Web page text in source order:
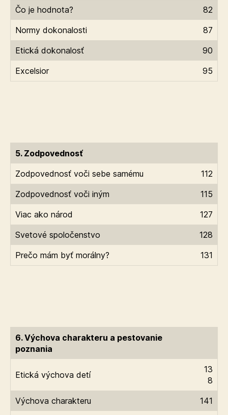
Čo je hodnota?
82
Normy dokonalosti
87
Etická dokonalosť
90
Excelsior
95
5. Zodpovednosť
Zodpovednosť voči sebe samému
112
Zodpovednosť voči iným
115
Viac ako národ
127
Svetové spoločenstvo
128
Prečo mám byť morálny?
131
6. Výchova charakteru a pestovanie
poznania
Etická výchova detí
13
8
Výchova charakteru
141